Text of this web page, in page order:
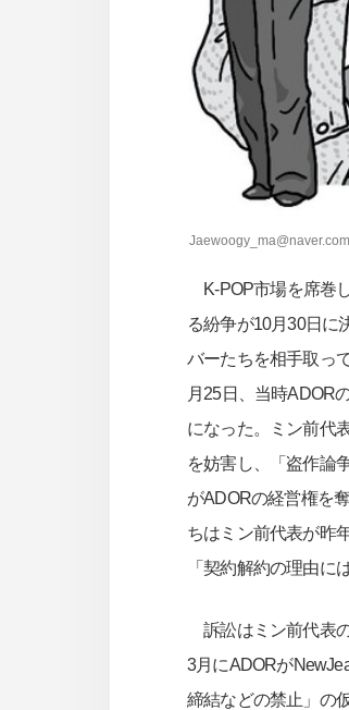
K-POP市場を席巻
る紛争が10月30日に
バーたちを相手取っ
月25日、当時ADOR
になった。ミン前代
を妨害し、「盗作論
がADORの経営権を
ちはミン前代表が昨
「契約解約の理由に
訴訟はミン前代表
3月にADORが
締結などの禁止」の